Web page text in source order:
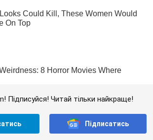
Підписуйся! Читай тільки найкраще!
Підписатись